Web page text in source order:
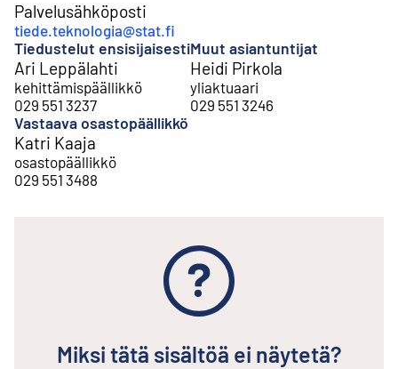
Palvelusähköposti
tiede.teknologia@stat.fi
Tiedustelut ensisijaisesti
Ari Leppälahti
kehittämispäällikkö
029 551 3237
Muut asiantuntijat
Heidi Pirkola
yliaktuaari
029 551 3246
Vastaava osastopäällikkö
Katri Kaaja
osastopäällikkö
029 551 3488
Miksi tätä sisältöä ei näytetä?